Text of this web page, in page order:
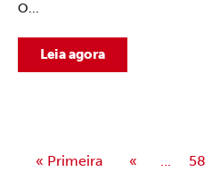
O...
Leia agora
« Primeira « ... 58